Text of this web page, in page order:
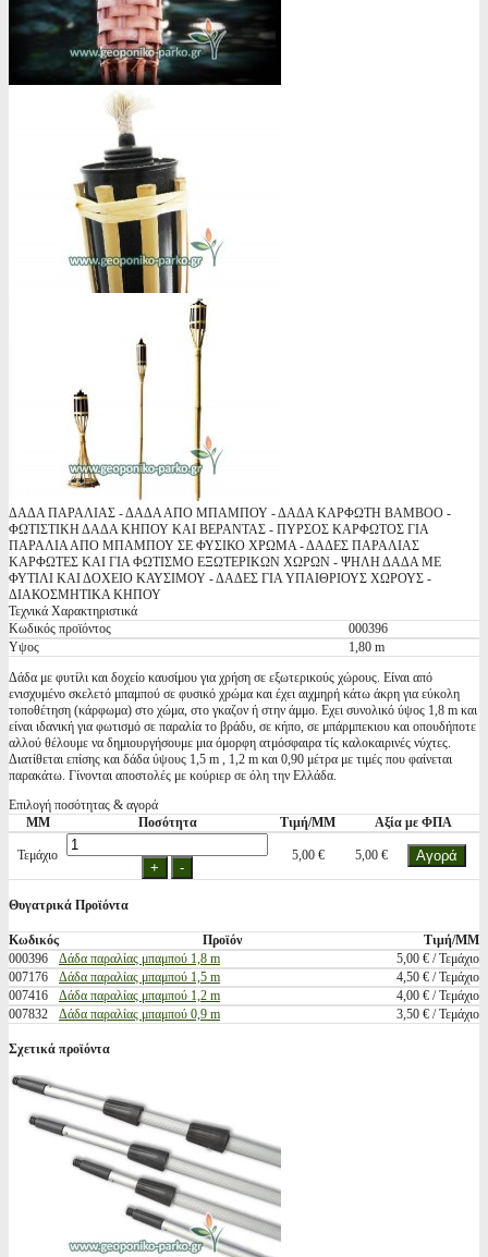
ΔΑΔΑ ΠΑΡΑΛΙΑΣ - ΔΑΔΑ ΑΠΟ ΜΠΑΜΠΟΥ - ΔΑΔΑ ΚΑΡΦΩΤΗ BAMBOO -
ΦΩΤΙΣΤΙΚΗ ΔΑΔΑ ΚΗΠΟΥ ΚΑΙ ΒΕΡΑΝΤΑΣ - ΠΥΡΣΟΣ ΚΑΡΦΩΤΟΣ ΓΙΑ
ΠΑΡΑΛΙΑ ΑΠΟ ΜΠΑΜΠΟΥ ΣΕ ΦΥΣΙΚΟ ΧΡΩΜΑ - ΔΑΔΕΣ ΠΑΡΑΛΙΑΣ
ΚΑΡΦΩΤΕΣ ΚΑΙ ΓΙΑ ΦΩΤΙΣΜΟ ΕΞΩΤΕΡΙΚΩΝ ΧΩΡΩΝ - ΨΗΛΗ ΔΑΔΑ ΜΕ
ΦΥΤΙΛΙ ΚΑΙ ΔΟΧΕΙΟ ΚΑΥΣΙΜΟΥ - ΔΑΔΕΣ ΓΙΑ ΥΠΑΙΘΡΙΟΥΣ ΧΩΡΟΥΣ -
ΔΙΑΚΟΣΜΗΤΙΚΑ ΚΗΠΟΥ
Τεχνικά Χαρακτηριστικά
Κωδικός προϊόντος
000396
Υψος
1,80 m
Δάδα με φυτίλι και δοχείο καυσίμου για χρήση σε εξωτερικούς χώρους. Είναι από
ενισχυμένο σκελετό μπαμπού σε φυσικό χρώμα και έχει αιχμηρή κάτω άκρη για εύκολη
τοποθέτηση (κάρφωμα) στο χώμα, στο γκαζον ή στην άμμο. Εχει συνολικό ύψος 1,8 m και
είναι ιδανική για φωτισμό σε παραλία το βράδυ, σε κήπο, σε μπάρμπεκιου και οπουδήποτε
αλλού θέλουμε να δημιουργήσουμε μια όμορφη ατμόσφαιρα τίς καλοκαιρινές νύχτες.
Διατίθεται επίσης και δάδα ύψους 1,5 m , 1,2 m και 0,90 μέτρα με τιμές που φαίνεται
παρακάτω. Γίνονται αποστολές με κούριερ σε όλη την Ελλάδα.
Επιλογή ποσότητας & αγορά
ΜΜ
Ποσότητα Τιμή/ΜΜ Αξία με ΦΠΑ
Τεμάχιο 5,00 € 5,00 €
Θυγατρικά Προϊόντα
Κωδικός Προϊόν
Τιμή/ΜΜ
000396
Δάδα παραλίας μπαμπού 1,8 m
5,00 € / Τεμάχιο
007176
Δάδα παραλίας μπαμπού 1,5 m
4,50 € / Τεμάχιο
007416
Δάδα παραλίας μπαμπού 1,2 m
4,00 € / Τεμάχιο
007832
Δάδα παραλίας μπαμπού 0,9 m 3,50 € / Τεμάχιο
Σχετικά προϊόντα